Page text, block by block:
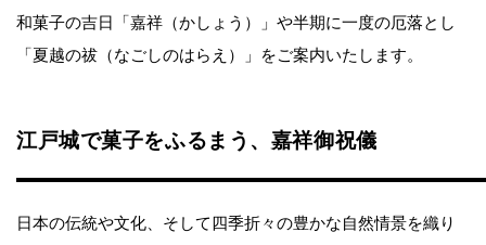
和菓子の吉日「嘉祥（かしょう）」や半期に一度の厄落とし
「夏越の祓（なごしのはらえ）」をご案内いたします。
江戸城で菓子をふるまう、嘉祥御祝儀
日本の伝統や文化、そして四季折々の豊かな自然情景を織り